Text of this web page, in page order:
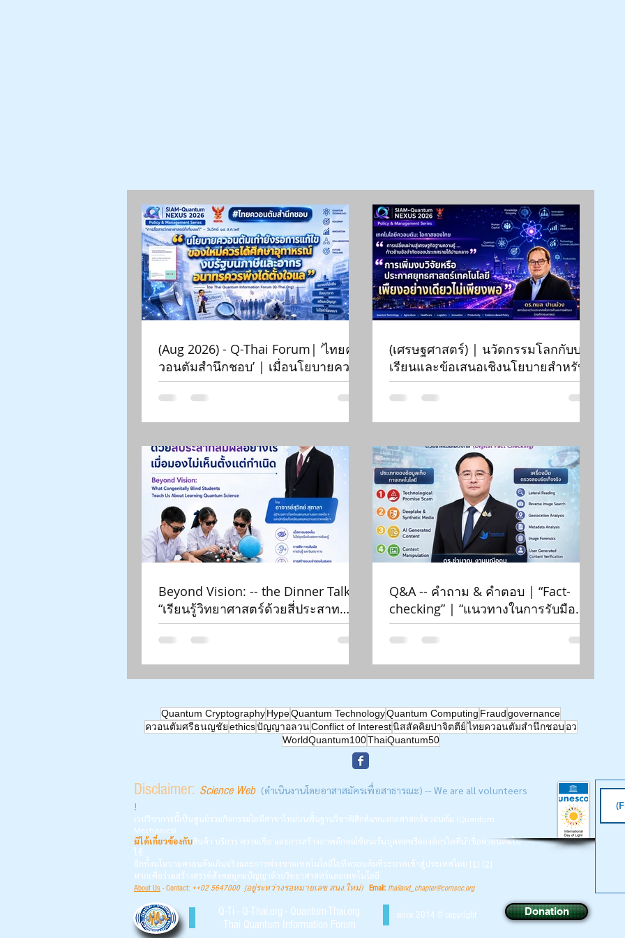
(Aug 2026) - Q-Thai Forum| ‘ไทยค
วอนตัมสำนึกชอบ’ | เมื่อนโยบายควอน
ตัมเกินจริงระบาดหนัก 2026 |
(เศรษฐศาสตร์) | นวัตกรรมโลกกับบท
เรียนและข้อเสนอเชิงนโยบายสำหรับ
ไทย | Siam-Quantum Nexus 2026|
ดร.กมล ปานม่วง | สถาบันระหว่าง
ประเทศเพื่อการค้าและการ
Beyond Vision: -- the Dinner Talk |
“เรียนรู้วิทยาศาสตร์ด้วยสี่ประสาท
สัมผัสฯ” | What Congenitally Blind
Students Teach Us | สัปดาห์
วิทยาศาสตร์ ๒๕๖๙ | Aug 18, 2026 |
มหาวิทยาลัยเชียงใหม่ |
Q&A -- คำถาม & คำตอบ | “Fact-
checking” | “แนวทางในการรับมือ
ข้อมูลเท็จทางเทคโนโลยี ...” | Siam-
Quantum Nexus 2026| ดร.ชํานาญ
งามมณีอุดม | กองทุนพัฒนาสื่อฯ
Quantum CryptographyHypeQuantum TechnologyQuantum Computing Fraudgovernance
ควอนตัมศรีธนญชัยethicsปัญญาอลวนConflict of Interestนิสสัคคิยปาจิตตีย์ไทยควอนตัมสำนึกชอบ อว
WorldQuantum100ThaiQuantum50
Disclaimer: Science Web (ดำเนินงานโดยอาสาสมัครเพื่อสาธารณะ) -- We are all volunteers
!
เวปวิชาการนี้เป็นศูนย์รวมกิจกรรมไอทีสาขาใหม่บนพื้นฐานวิชาฟิสิกส์แขนงกลศาสตร์ควอนตัม (Quantum
Mechanics)
มิได้เกี่ยวข้องกับสินค้า บริการ ความเชื่อ และการสร้างภาพลักษณ์ซ้อนเร้นบุคคลหรือองค์กรใดที่นำชื่อควอนตัมไป
ใช้
อีกทั้งนโยบายควอนตัมเกินจริงและการพ่วงขายเทคโนโลยีไอทีควอนตัมที่ระบาดเข้าสู่ประเทศไทย [1 ] [2]
หากเพื่อร่วมสร้างสรรค์สังคมอุดมปัญญาด้วยวิทยาศาสตร์และเทคโนโลยี
About Us - Contact: ++02 5647000 (อยู่ระหว่างรอหมายเลข สนง.ใหม่) Email: thailand_chapter@comsoc.org
Q-Ti - Q-Thai.org - Quantum-Thai.org
Thai Quantum Information Forum
since 2014 © copyright Donation